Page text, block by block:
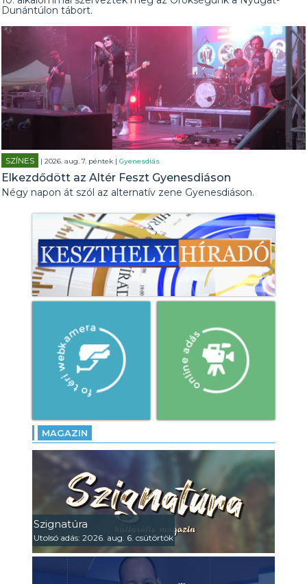
Dunántúlon tábort.
SZÍNES | 2026. aug. 7. péntek |Gyenesdiás
Elkezdődött az Altér Feszt Gyenesdiáson
Négy napon át szól az alternatív zene Gyenesdiáson.
MAGAZIN
Szignatúra
Utolsó adás: 2026. aug. 6. csütörtök